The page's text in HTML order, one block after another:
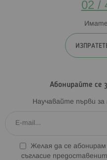
02 /
Абонирайте се
Научавайте първи
Желая да се
съгласие